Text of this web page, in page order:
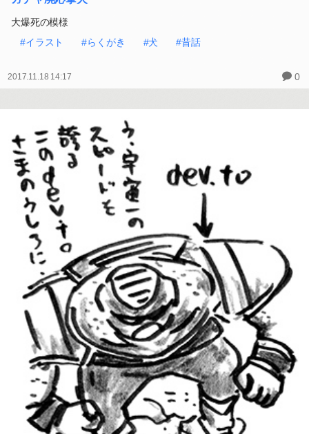
大爆死の模様
#イラスト
#らくがき #犬 #昔話
2017.11.18 14:17 0